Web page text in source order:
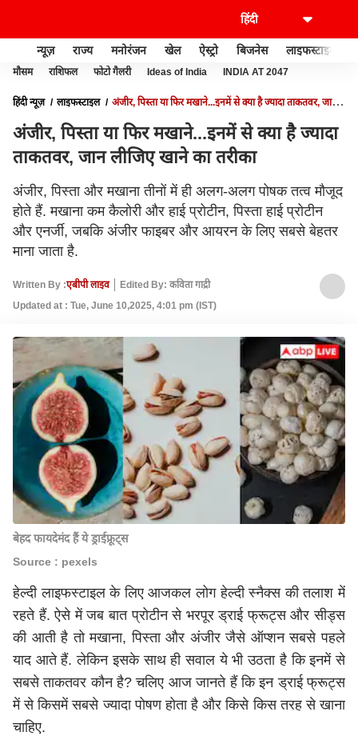
न्यूज़ राज्य मनोरंजन खेल ऐस्ट्रो बिजनेस लाइफस्टाइल
मौसम राशिफल फोटो गैलरी Ideas of India INDIA AT 2047
हिंदी न्यूज़ लाइफस्टाइल
अंजीर, पिस्ता या फिर मखाने...इनमें से क्या है ज्यादा ताकतवर, जान
अंजीर, पिस्ता या फिर मखाने...इनमें से क्या है ज्यादा
ताकतवर, जान लीजिए खाने का तरीका
अंजीर, पिस्ता और मखाना तीनों में ही अलग-अलग पोषक तत्व मौजूद
होते हैं. मखाना कम कैलोरी और हाई प्रोटीन, पिस्ता हाई प्रोटीन
और एनर्जी, जबकि अंजीर फाइबर और आयरन के लिए सबसे बेहतर
माना जाता है.
Written By :एबीपी लाइव
Edited By: कविता गाद्री
Updated at : Tue, June 10,2025, 4:01 pm (IST)
बेहद फायदेमंद हैं ये ड्राईफ्रूट्स
Source : pexels
हेल्दी लाइफस्टाइल के लिए आजकल लोग हेल्दी स्नैक्स की तलाश में
रहते हैं. ऐसे में जब बात प्रोटीन से भरपूर ड्राई फ्रूट्स और सीड्स
की आती है तो मखाना, पिस्ता और अंजीर जैसे ऑप्शन सबसे पहले
याद आते हैं.लेकिन इसके साथ ही सवाल ये भी उठता है कि इनमें से
सबसे ताकतवर कौन है? चलिए आज जानते हैं कि इन ड्राई फ्रूट्स
में से किसमें सबसे ज्यादा पोषण होता है और किसे किस तरह से खाना
चाहिए.